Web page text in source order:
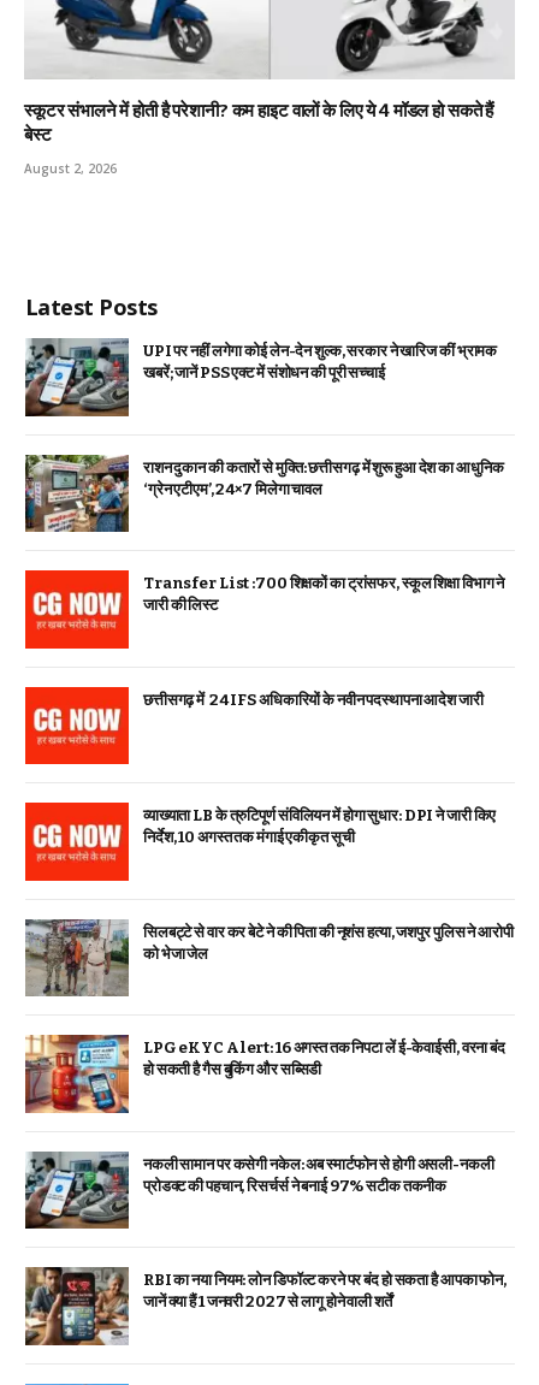
स्कूटर संभालने में होती है परेशानी? कम हाइट वालों के लिए ये 4 मॉडल हो सकते हैं
बेस्ट
August 2, 2026
Latest Posts
UPI पर नहीं लगेगा कोई लेन-देन शुल्क, सरकार ने खारिज कीं भ्रामक
खबरें; जानें PSS एक्ट में संशोधन की पूरी सच्चाई
राशन दुकान की कतारों से मुक्ति: छत्तीसगढ़ में शुरू हुआ देश का आधुनिक
‘ग्रेन एटीएम’, 24×7 मिलेगा चावल
Transfer List :700 शिक्षकों का ट्रांसफर, स्कूल शिक्षा विभाग ने
जारी की लिस्ट
छत्तीसगढ़ में 24 IFS अधिकारियों के नवीन पदस्थापना आदेश जारी
व्याख्याता LB के त्रुटिपूर्ण संविलियन में होगा सुधार: DPI ने जारी किए
निर्देश, 10 अगस्त तक मंगाई एकीकृत सूची
सिलबट्टे से वार कर बेटे ने की पिता की नृशंस हत्या, जशपुर पुलिस ने आरोपी
को भेजा जेल
LPG eKYC Alert: 16 अगस्त तक निपटा लें ई-केवाईसी, वरना बंद
हो सकती है गैस बुकिंग और सब्सिडी
नकली सामान पर कसेगी नकेल: अब स्मार्टफोन से होगी असली-नकली
प्रोडक्ट की पहचान, रिसर्चर्स ने बनाई 97% सटीक तकनीक
RBI का नया नियम: लोन डिफॉल्ट करने पर बंद हो सकता है आपका फोन,
जानें क्या हैं 1 जनवरी 2027 से लागू होने वाली शर्तें